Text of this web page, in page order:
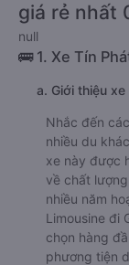
giá rẻ nhất
null
🚌 1. Xe Tín
a. Giới thiệu
Nhắc đến
nhiều du
xe này được
về chất
nhiều năm
Limousine đi
chọn hàng
phương tiện